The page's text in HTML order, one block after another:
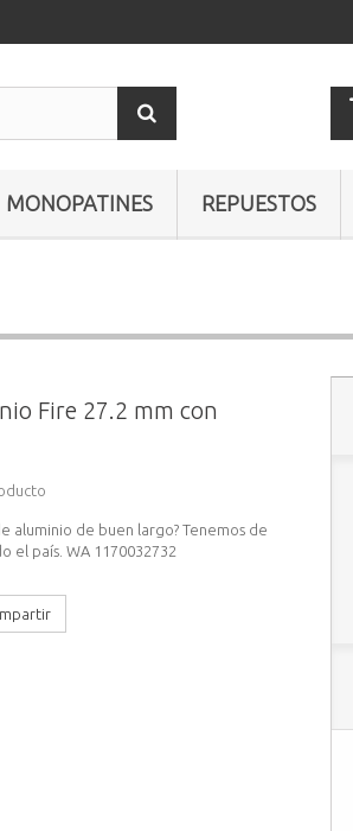
MONOPATINES REPUESTOS
Fire 27.2 mm con
aluminio de buen largo? Tenemos de
el país. WA 1170032732